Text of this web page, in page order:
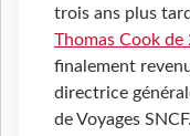
trois ans plus
Thomas Cook de
finalement
directrice
de Voyages